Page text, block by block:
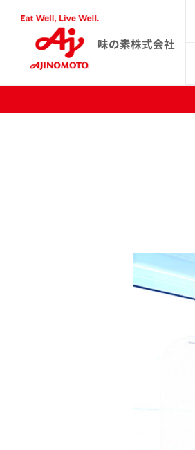
味の素株式会社